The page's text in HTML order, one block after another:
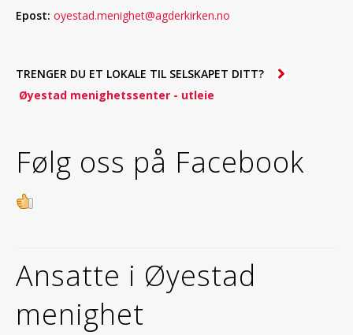
KONTAKT
Epost: oyestad.menighet@agderkirken.no
TRENGER DU ET LOKALE TIL SELSKAPET DITT?
Øyestad menighetssenter - utleie
Følg oss på Facebook
Ansatte i Øyestad
menighet